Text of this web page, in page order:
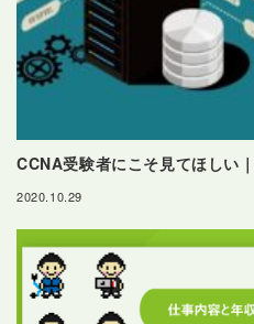
CCNA受験者にこそ見てほしい
2020.10.29